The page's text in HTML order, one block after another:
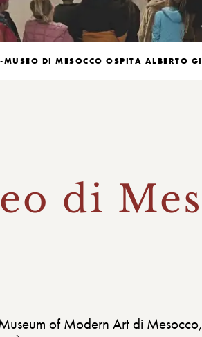
DI MESOCCO OSPITA ALBERTO
di
of Modern Art di